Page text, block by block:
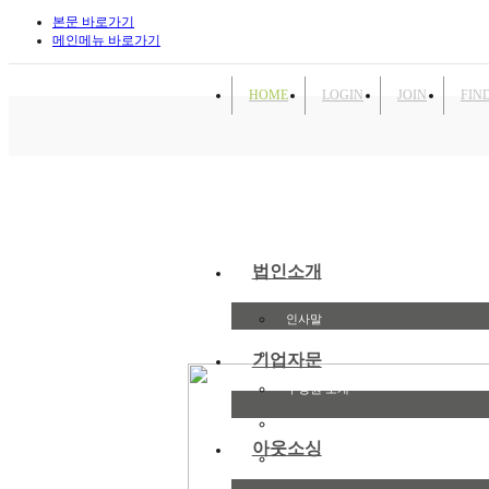
본문 바로가기
메인메뉴 바로가기
HOME LOGIN JOIN
법인소개
인사말
비전 및 가치
구성원 소개
오시는 길(남부)
기업자문
아웃소싱